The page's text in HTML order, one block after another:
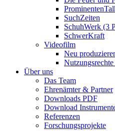
SuchZeiten
SchuhWerk (3
SchwerKraft
Videofilm
Neu
Über uns
Das Team
Ehrenämter & Partner
Downloads PDF
Download
Referenzen
Forschungsprojekte